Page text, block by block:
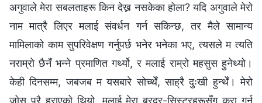
अगुवाले मेरा सबलताहरू किन देख्न नसकेका होला? यदि अगुवाले मेरो
नाम मात्रै लिएर मलाई संवर्धन गर्न सकिन्छ, तर मैले सामान्य
मामिलाको काम सुपरिवेक्षण गर्नुपर्छ भनेर भनेका भए, त्यसले म त्यति
नराम्रो छैनँ भन्ने प्रमाणित गर्थ्यो, र मलाई राम्रो महसुस हुनेथ्यो।
केही दिनसम्म, जबजब म यसबारे सोच्थेँ, साह्रै दुःखी हुन्थेँ। मेरो
जोस पूरै हराएको थियो, मलाई मेरा ब्रदर-सिस्टरहरूसँग कुरा गर्न